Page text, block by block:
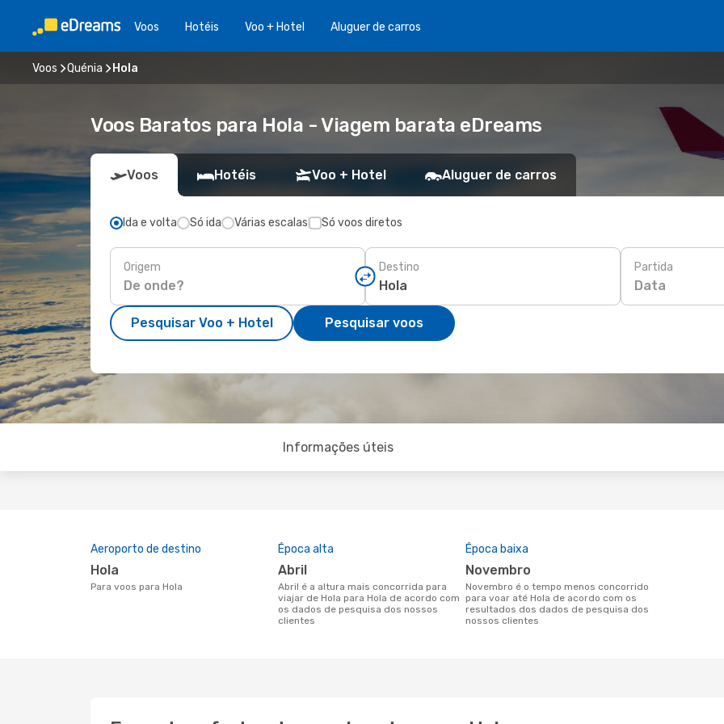
Voos Hotéis Voo + Hotel Aluguer de carros
Voos Quénia Hola
Voos Baratos para Hola - Viagem barata eDreams
Voos Hotéis Voo + Hotel Aluguer de carros
Ida e volta Só ida Várias escalas Só voos diretos
Origem Destino Partida
Data
Pesquisar Voo + Hotel Pesquisar voos
Informações úteis
Aeroporto de destino
Hola
Para voos para Hola
Época alta
abril
abril é a altura mais concorrida para
viajar de Hola para Hola de acordo com
os dados de pesquisa dos nossos
clientes
Época baixa
novembro
novembro é o tempo menos concorrido
para voar até Hola de acordo com os
resultados dos dados de pesquisa dos
nossos clientes